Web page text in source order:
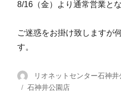
8/16（金）より通常営業とな
ご迷惑をお掛け致しますが
す。
投
稿
リオネットセンター石神井
カ
石神井公園店